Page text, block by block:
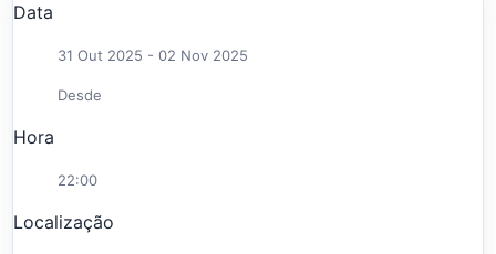
Data
31 Out 2025 - 02 Nov 2025
Desde
Hora
22:00
Localização